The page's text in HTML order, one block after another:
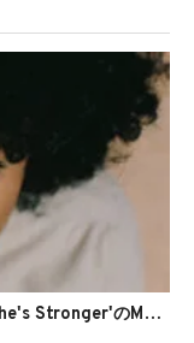
インディーポップアクト Nana Adjoa、'She's Stronger'のMVを公開